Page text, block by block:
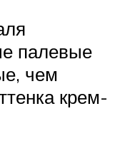
палевые
чем
крем-